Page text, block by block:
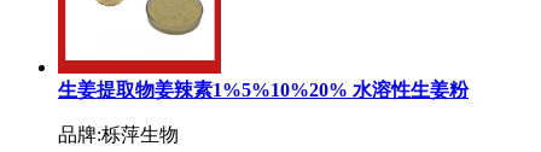
生姜提取物姜辣素1%5%10%20% 水溶性生姜粉
品牌:栎萍生物